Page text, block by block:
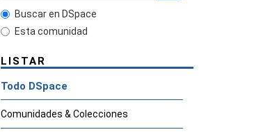
Buscar en DSpace
Esta comunidad
LISTAR
Todo DSpace
Comunidades & Colecciones